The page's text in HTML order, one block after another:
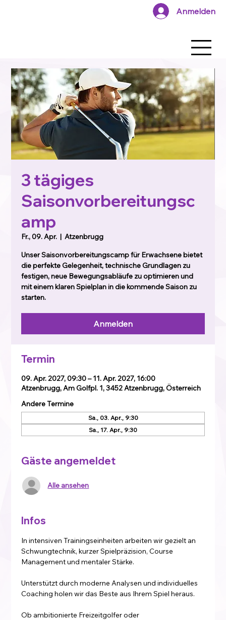
Anmelden
3 tägiges
Saisonvorbereitungsc
amp
Fr., 09. Apr.
  |
Atzenbrugg
Unser Saisonvorbereitungscamp für Erwachsene bietet
die perfekte Gelegenheit, technische Grundlagen zu
festigen, neue Bewegungsabläufe zu optimieren und
mit einem klaren Spielplan in die kommende Saison zu
starten.
Anmelden
Termin
09. Apr. 2027, 09:30 – 11. Apr. 2027, 16:00
Atzenbrugg, Am Golfpl. 1, 3452 Atzenbrugg, Österreich
Andere Termine
Sa., 03. Apr., 9:30
Sa., 17. Apr., 9:30
Gäste angemeldet
Alle ansehen
Infos
In intensiven Trainingseinheiten arbeiten wir gezielt an
Schwungtechnik, kurzer Spielpräzision, Course
Management und mentaler Stärke.
Unterstützt durch moderne Analysen und individuelles
Coaching holen wir das Beste aus Ihrem Spiel heraus.
Ob ambitionierte Freizeitgolfer oder